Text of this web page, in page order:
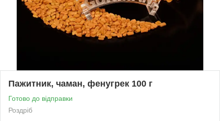
Пажитник, чаман, фенугрек 100 г
Готово до відправки
Роздріб